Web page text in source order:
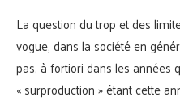
La question du trop et des
vogue, dans la société en
pas, à fortiori dans les années
« surproduction » étant cette